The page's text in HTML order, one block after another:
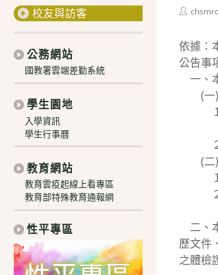
Post
依據：
公告事
一、
(一)
１、
２、
(二)
１、
２、
二、
歷文件
之體檢
校友與訪客
公務網站
國教署雲端差勤系統
學生園地
入學資訊
學生行事曆
教育網站
教育雲疫起線上看專區
教育部特殊教育通報網
性平專區